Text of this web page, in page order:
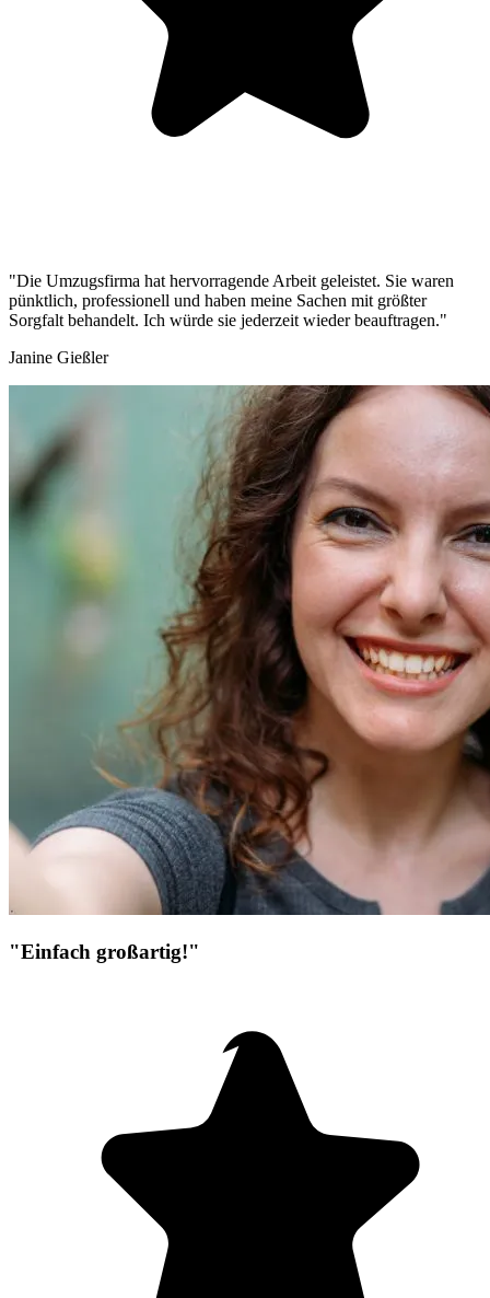
"Die Umzugsfirma hat hervorragende Arbeit geleistet. Sie waren
pünktlich, professionell und haben meine Sachen mit größter
Sorgfalt behandelt. Ich würde sie jederzeit wieder beauftragen."
Janine Gießler
"Einfach großartig!"